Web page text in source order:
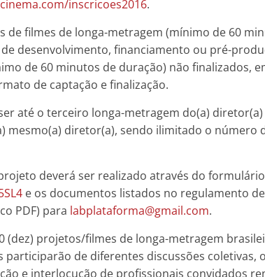
inscricoes2016.
de filmes de longa-metragem (mínimo de 60
desenvolvimento, financiamento ou pré-
de 60 minutos de duração) não finalizados,
de captação e finalização.
até o terceiro longa-metragem do(a)
mesmo(a) diretor(a), sendo ilimitado o número
deverá ser realizado através do
e os documentos listados no regulamento
PDF) para labplataforma@gmail.com.
(dez) projetos/filmes de longa-metragem
participarão de diferentes discussões coletivas,
e interlocução de profissionais convidados